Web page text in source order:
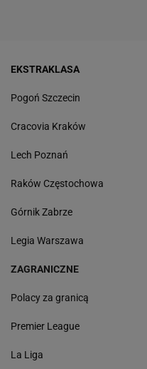
EKSTRAKLASA
Pogoń Szczecin
Cracovia Kraków
Lech Poznań
Raków Częstochowa
Górnik Zabrze
Legia Warszawa
ZAGRANICZNE
Polacy za granicą
Premier League
La Liga